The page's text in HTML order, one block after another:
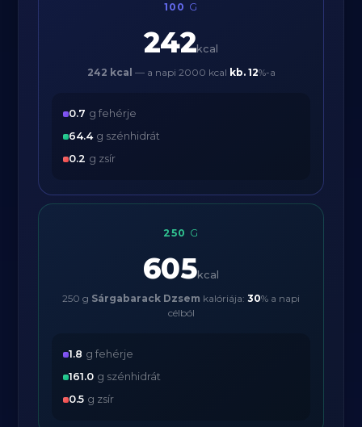
100 G
242kcal
242 kcal — a napi 2000 kcal kb. 12%-a
0.7 g fehérje
64.4 g szénhidrát
0.2 g zsír
250 G
605kcal
250 g Sárgabarack Dzsem kalóriája: 30% a napi
célból
1.8 g fehérje
161.0 g szénhidrát
0.5 g zsír